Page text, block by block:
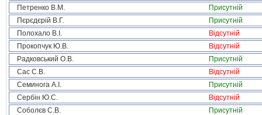
Петренко В.М.
Присутній
Пєрєдєрій В.Г.
Присутній
Полохало В.І.
Відсутній
Прокопчук Ю.В.
Відсутній
Радковський О.В.
Присутній
Сас С.В.
Відсутній
Семинога А.І.
Присутній
Сербін Ю.С.
Відсутній
Соболєв С.В.
Присутній